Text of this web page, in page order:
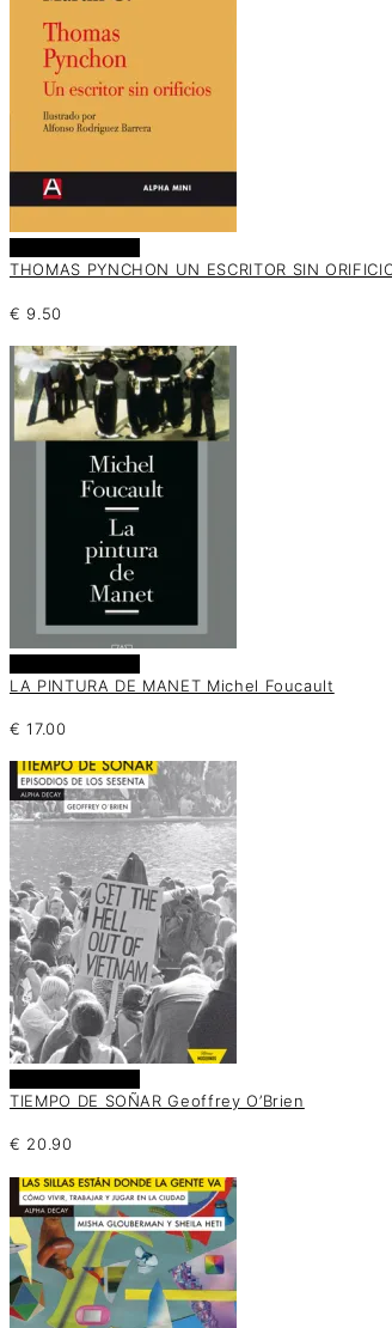
THOMAS PYNCHON UN ESCRITOR SIN
€ 9.50
LA PINTURA DE MANET Michel Foucault
€ 17.00
TIEMPO DE SOÑAR Geoffrey O’Brien
€ 20.90